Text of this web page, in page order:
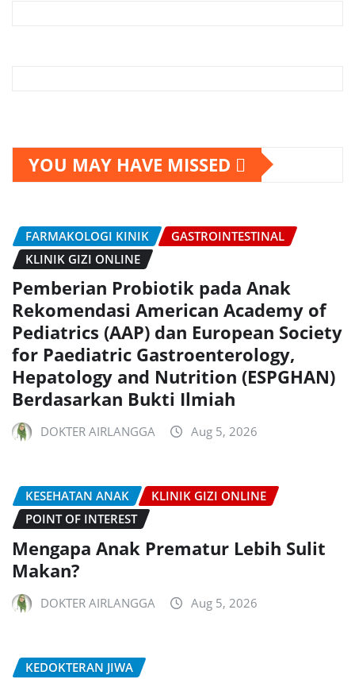
YOU MAY HAVE MISSED
FARMAKOLOGI KINIK
GASTROINTESTINAL
KLINIK GIZI ONLINE
Pemberian Probiotik pada Anak
Rekomendasi American Academy of
Pediatrics (AAP) dan European Society
for Paediatric Gastroenterology,
Hepatology and Nutrition (ESPGHAN)
Berdasarkan Bukti Ilmiah
DOKTER AIRLANGGA Aug 5, 2026
KESEHATAN ANAK
KLINIK GIZI ONLINE
POINT OF INTEREST
Mengapa Anak Prematur Lebih Sulit
Makan?
DOKTER AIRLANGGA Aug 5, 2026
KEDOKTERAN JIWA